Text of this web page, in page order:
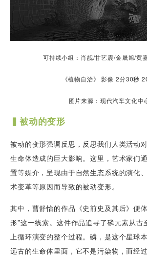
可持续小组：肖靓/甘艺震/金晟旭/黄
《植物自治》 影像 2分30秒
图片来源：现代汽车文化中
▍被动的变形
被动的变形强调反思，反思我们人类活动
生命体造成的巨大影响。这里，艺术家们
置等媒介，呈现由于自然生态系统的演化
术变革等原因而导致的被动变形。
其中，曹舒怡的作品《史前史及其后》便
形”这一线索。这件作品追寻了磷元素从古
上循环演变的整个过程。磷，是这个星球
远古的生命体里面，它不是污染物，而经